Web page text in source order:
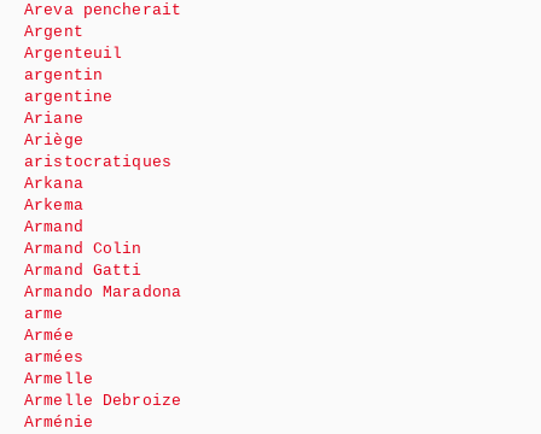
Areva pencherait
Argent
Argenteuil
argentin
argentine
Ariane
Ariège
aristocratiques
Arkana
Arkema
Armand
Armand Colin
Armand Gatti
Armando Maradona
arme
Armée
armées
Armelle
Armelle Debroize
Arménie